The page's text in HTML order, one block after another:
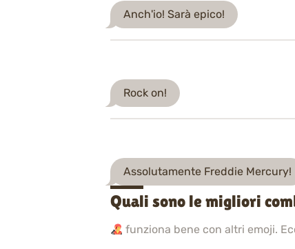
Anch'io! Sarà epico!
Rock on!
Assolutamente Freddie Mercury!
Quali sono le migliori
funziona bene con altri emoji.